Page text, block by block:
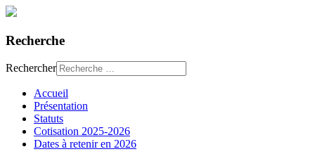
Recherche
Rechercher
Accueil
Présentation
Statuts
Cotisation 2025-2026
Dates à retenir en 2026